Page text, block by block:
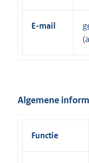
t
r
e
n
k
E-mail
Algemene
Functie